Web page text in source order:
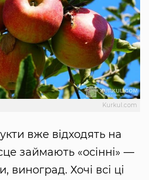
Kurkul.com
вже відходять на
займають «осінні» —
виноград. Хочі всі ці